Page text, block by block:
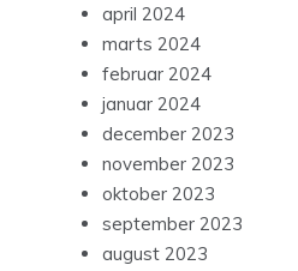
april 2024
marts 2024
februar 2024
januar 2024
december 2023
november 2023
oktober 2023
september 2023
august 2023